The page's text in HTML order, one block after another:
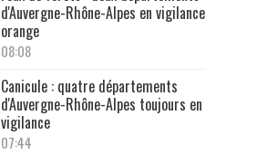
d'Auvergne-Rhône-Alpes en vigilance
orange
08:08
Canicule : quatre départements
d'Auvergne-Rhône-Alpes toujours en
vigilance
07:44